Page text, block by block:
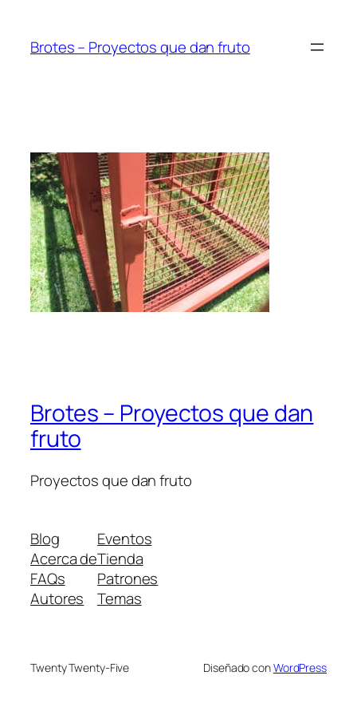
contenido
Brotes – Proyectos que dan fruto
Brotes – Proyectos que dan
fruto
Proyectos que dan fruto
Blog
Acerca de
FAQs
Autores
Eventos
Tienda
Patrones
Temas
Twenty Twenty-Five Diseñado conWordPress